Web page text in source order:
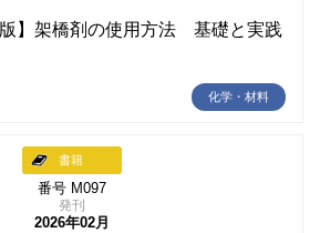
版】架橋剤の使用方法 基礎と実践
化学・材料
書籍
番号 M097
発刊
2026年02月